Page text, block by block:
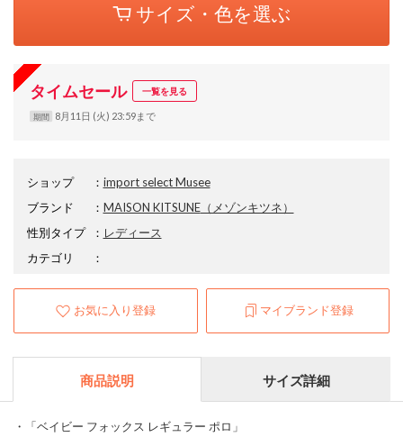
サイズ・色を選ぶ
タイムセール 一覧を見る
期間 8月11日 (火) 23:59まで
ショップ ： import select Musee
ブランド
： MAISON KITSUNE（メゾンキツネ）
性別タイプ
： レディース
カテゴリ
：
お気に入り登録 マイブランド登録
商品説明 サイズ詳細
・「ベイビー フォックス レギュラー ポロ」